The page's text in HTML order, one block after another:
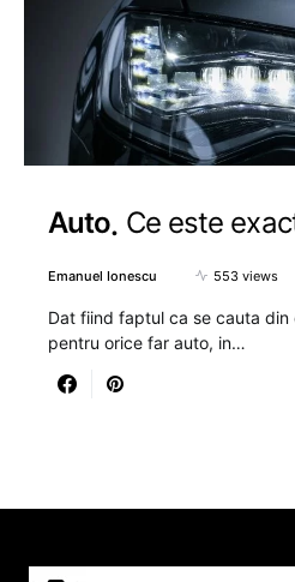
Auto Ce este
Emanuel Ionescu 553 views
Dat fiind faptul ca se cauta din
pentru orice far auto, in…